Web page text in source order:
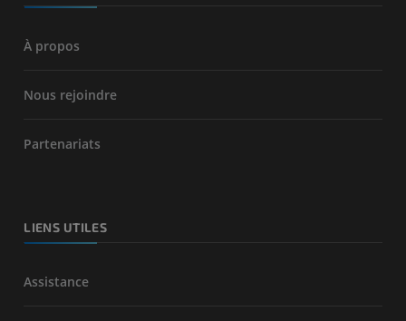
À propos
Nous rejoindre
Partenariats
LIENS UTILES
Assistance